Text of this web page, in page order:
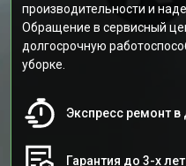
производительности и
Обращение в сервисный
долгосрочную
уборке.
Экспресс ремонт
Гарантия до 3-х лет